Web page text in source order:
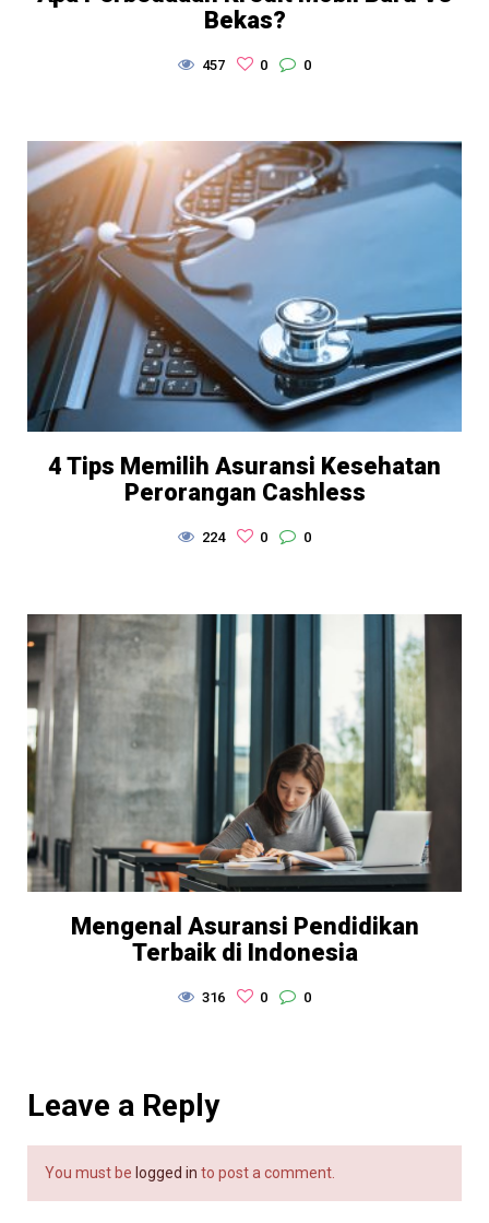
Bekas?
457 0 0
4 Tips Memilih Asuransi Kesehatan
Perorangan Cashless
224 0 0
Mengenal Asuransi Pendidikan
Terbaik di Indonesia
316 0 0
Leave a Reply
You must be logged in to post a comment.